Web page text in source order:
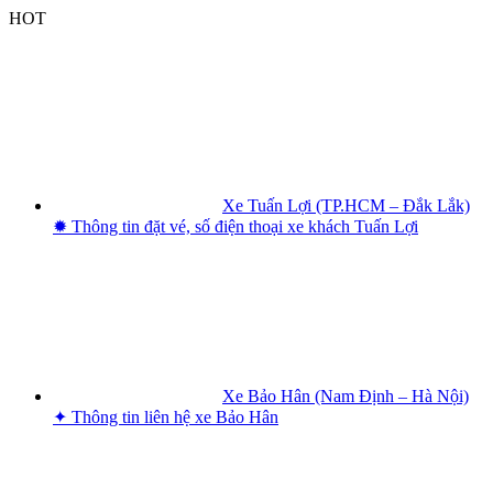
Skip
HOT
Xe Tuấn Lợi (TP.HCM – Đắk Lắk)
✹ Thông tin đặt vé, số điện thoại xe khách Tuấn Lợi
Xe Bảo Hân (Nam Định – Hà Nội)
✦ Thông tin liên hệ xe Bảo Hân